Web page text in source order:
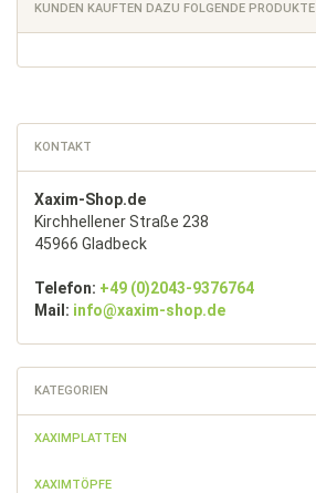
KUNDEN KAUFTEN DAZU FOLGENDE PRODUKTE
KONTAKT
Xaxim-Shop.de
Kirchhellener Straße 238
45966 Gladbeck
Telefon: +49 (0)2043-9376764
Mail: info@xaxim-shop.de
KATEGORIEN
XAXIMPLATTEN
XAXIMTÖPFE